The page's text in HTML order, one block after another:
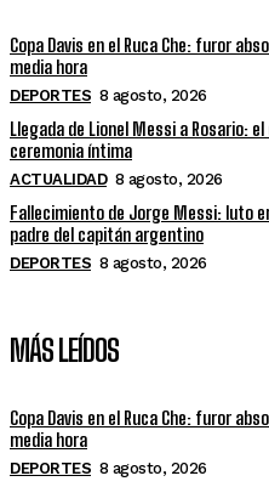
Copa Davis en el Ruca Che: furor
media hora
DEPORTES 8 agosto, 2026
Llegada de Lionel Messi a Rosario:
ceremonia íntima
ACTUALIDAD 8 agosto, 2026
Fallecimiento de Jorge Messi: luto
padre del capitán argentino
DEPORTES 8 agosto, 2026
MÁS LEÍDOS
Copa Davis en el Ruca Che: furor
media hora
DEPORTES 8 agosto, 2026